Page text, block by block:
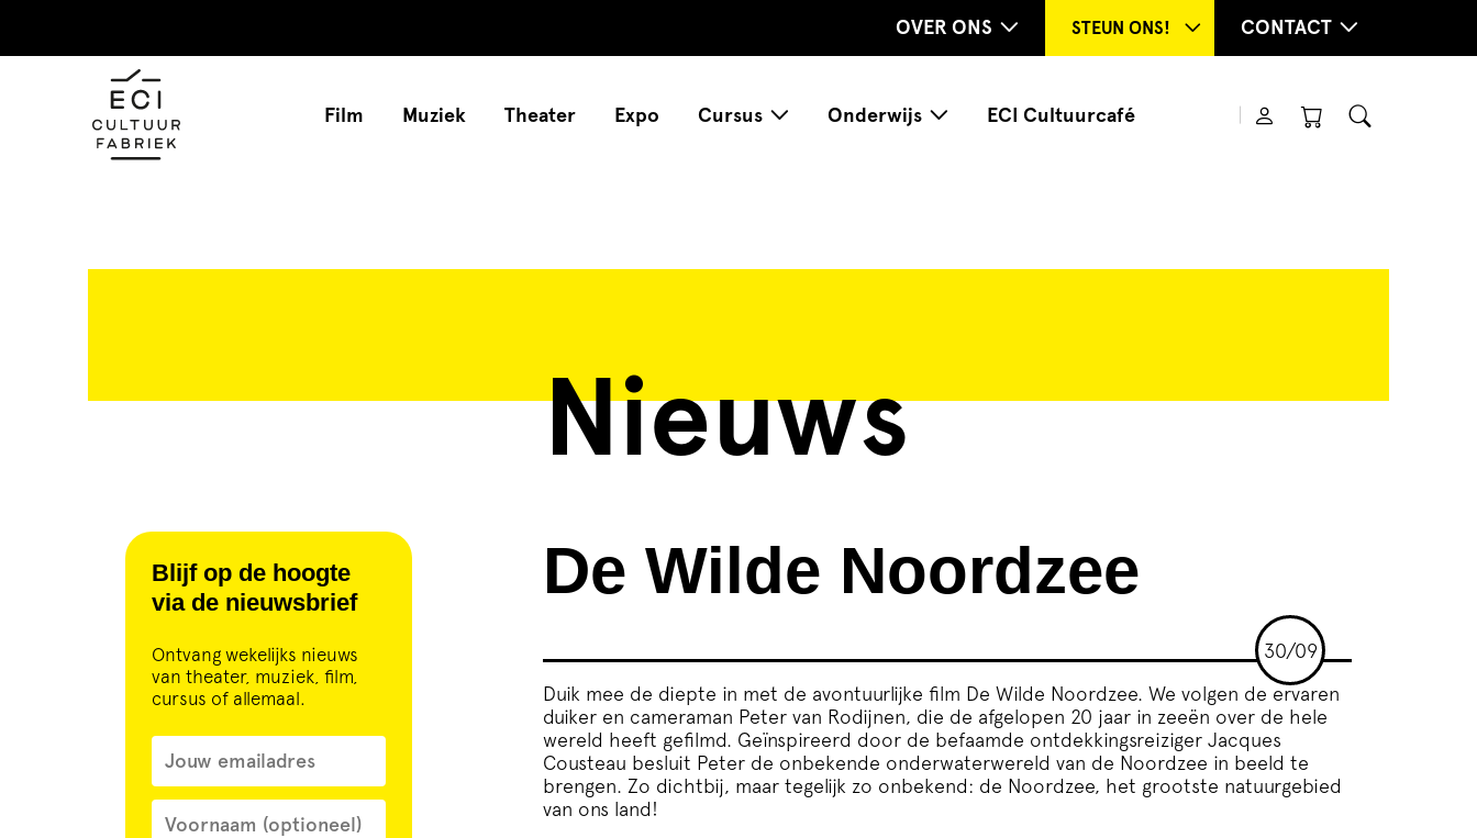
OVER ONS STEUN ONS! CONTACT
Film Muziek Theater Expo Cursus Onderwijs ECI Cultuurcafé
Nieuws
Blijf op de hoogte
via de nieuwsbrief
Ontvang wekelijks nieuws
van theater, muziek, film,
cursus of allemaal.
De Wilde Noordzee
30/09
Duik mee de diepte in met de avontuurlijke film De Wilde Noordzee. We volgen de ervaren
duiker en cameraman Peter van Rodijnen, die de afgelopen 20 jaar in zeeën over de hele
wereld heeft gefilmd. Geïnspireerd door de befaamde ontdekkingsreiziger Jacques
Cousteau besluit Peter de onbekende onderwaterwereld van de Noordzee in beeld te
brengen. Zo dichtbij, maar tegelijk zo onbekend: de Noordzee, het grootste natuurgebied
van ons land!